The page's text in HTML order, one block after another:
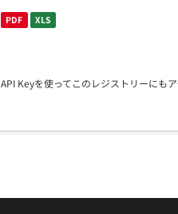
PDF XLS
API Keyを使ってこのレジストリーにも